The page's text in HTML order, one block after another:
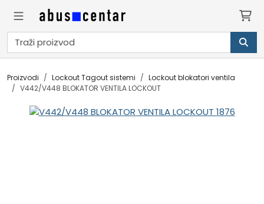
Proizvodi Lockout Tagout sistemi
Lockout blokatori ventila
V442/V448 BLOKATOR VENTILA LOCKOUT